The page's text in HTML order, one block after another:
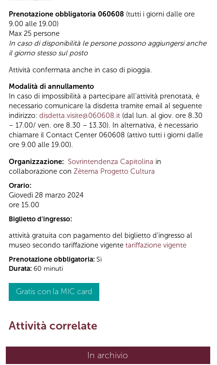
Prenotazione obbligatoria 060608 (tutti i giorni dalle ore
9.00 alle 19.00)
Max 25 persone
In caso di disponibilità le persone possono aggiungersi anche
il giorno stesso sul posto
Attività confermata anche in caso di pioggia.
Modalità di annullamento
In caso di impossibilità a partecipare all’attività prenotata, è
necessario comunicare la disdetta tramite email al seguente
indirizzo: disdetta.visite@060608.it (dal lun. al giov. ore 8.30
– 17.00/ ven. ore 8.30 – 13.30). In alternativa, è necessario
chiamare il Contact Center 060608 (attivo tutti i giorni dalle
ore 9.00 alle 19.00).
Organizzazione: Sovrintendenza Capitolina in
collaborazione con Zètema Progetto Cultura
Orario:
Giovedì 28 marzo 2024
ore 15.00
Biglietto d'ingresso:
attività gratuita con pagamento del biglietto d’ingresso al
museo secondo tariffazione vigente tariffazione vigente
Prenotazione obbligatoria: Sì
Durata: 60 minuti
Gratis con la MIC card
Attività correlate
In archivio